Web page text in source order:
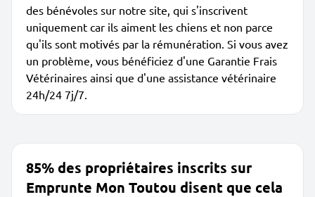
des bénévoles sur notre site, qui s'inscrivent
uniquement car ils aiment les chiens et non parce
qu'ils sont motivés par la rémunération. Si vous avez
un problème, vous bénéficiez d'une Garantie Frais
Vétérinaires ainsi que d'une assistance vétérinaire
24h/24 7j/7.
85% des propriétaires inscrits sur
Emprunte Mon Toutou disent que cela